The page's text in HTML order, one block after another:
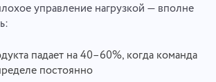
управление нагрузкой — вполне
падает на 40–60%, когда команда
постоянно